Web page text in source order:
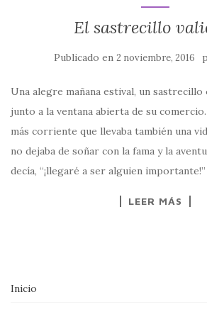
El sastrecillo
Publicado en 2 noviembre, 2016
Una alegre mañana estival, un sastrecillo
junto a la ventana abierta de su
más corriente que llevaba también una
no dejaba de soñar con la fama y la
decía, “¡llegaré a ser alguien
LEER MÁS
Inicio